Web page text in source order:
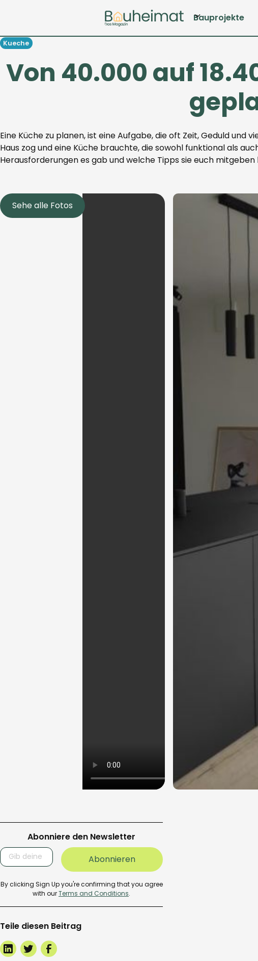
Bauprojekte
Kueche
Von 40.000 auf
Eine Küche zu planen, ist eine Aufgabe, die oft Zeit, Geduld und
Haus zog und eine Küche brauchte, die sowohl funktional als
Herausforderungen es gab und welche Tipps sie euch mitgeben
Sehe alle Fotos
Abonniere den Newsletter
By clicking Sign Up you're confirming that you agree
with ourTerms and Conditions.
Teile diesen Beitrag